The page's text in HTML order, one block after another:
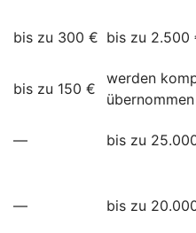
bis zu 300 € bis zu 2.500
bis zu 150 €
werden
übernommen
— bis zu
— bis zu